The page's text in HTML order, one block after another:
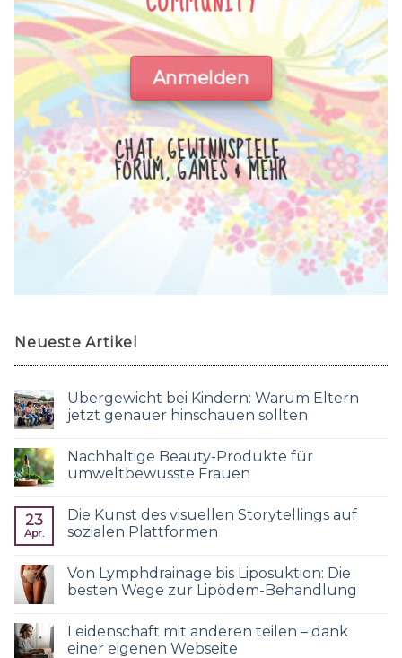
Anmelden
CHAT, GEWINNSPIELE,
FORUM, GAMES & MEHR
Neueste Artikel
Übergewicht bei Kindern: Warum Eltern
jetzt genauer hinschauen sollten
Nachhaltige Beauty-Produkte für
umweltbewusste Frauen
23
Apr.
Die Kunst des visuellen Storytellings auf
sozialen Plattformen
Von Lymphdrainage bis Liposuktion: Die
besten Wege zur Lipödem-Behandlung
Leidenschaft mit anderen teilen – dank
einer eigenen Webseite